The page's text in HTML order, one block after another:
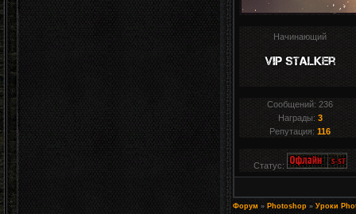
Начинающий
Сообщений:236
Награды: 3
Репутация:116
Статус:
Форум » Photoshop » Уроки